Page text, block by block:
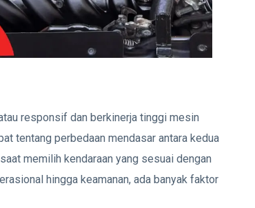
responsif dan berkinerja tinggi mesin
tentang perbedaan mendasar antara kedua
memilih kendaraan yang sesuai dengan
hingga keamanan, ada banyak faktor